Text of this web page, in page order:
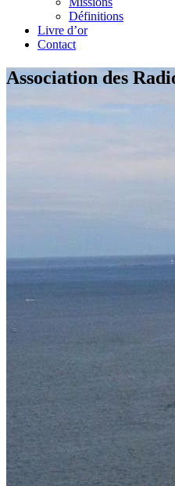
Définitions
Livre d’or
Contact
Association des